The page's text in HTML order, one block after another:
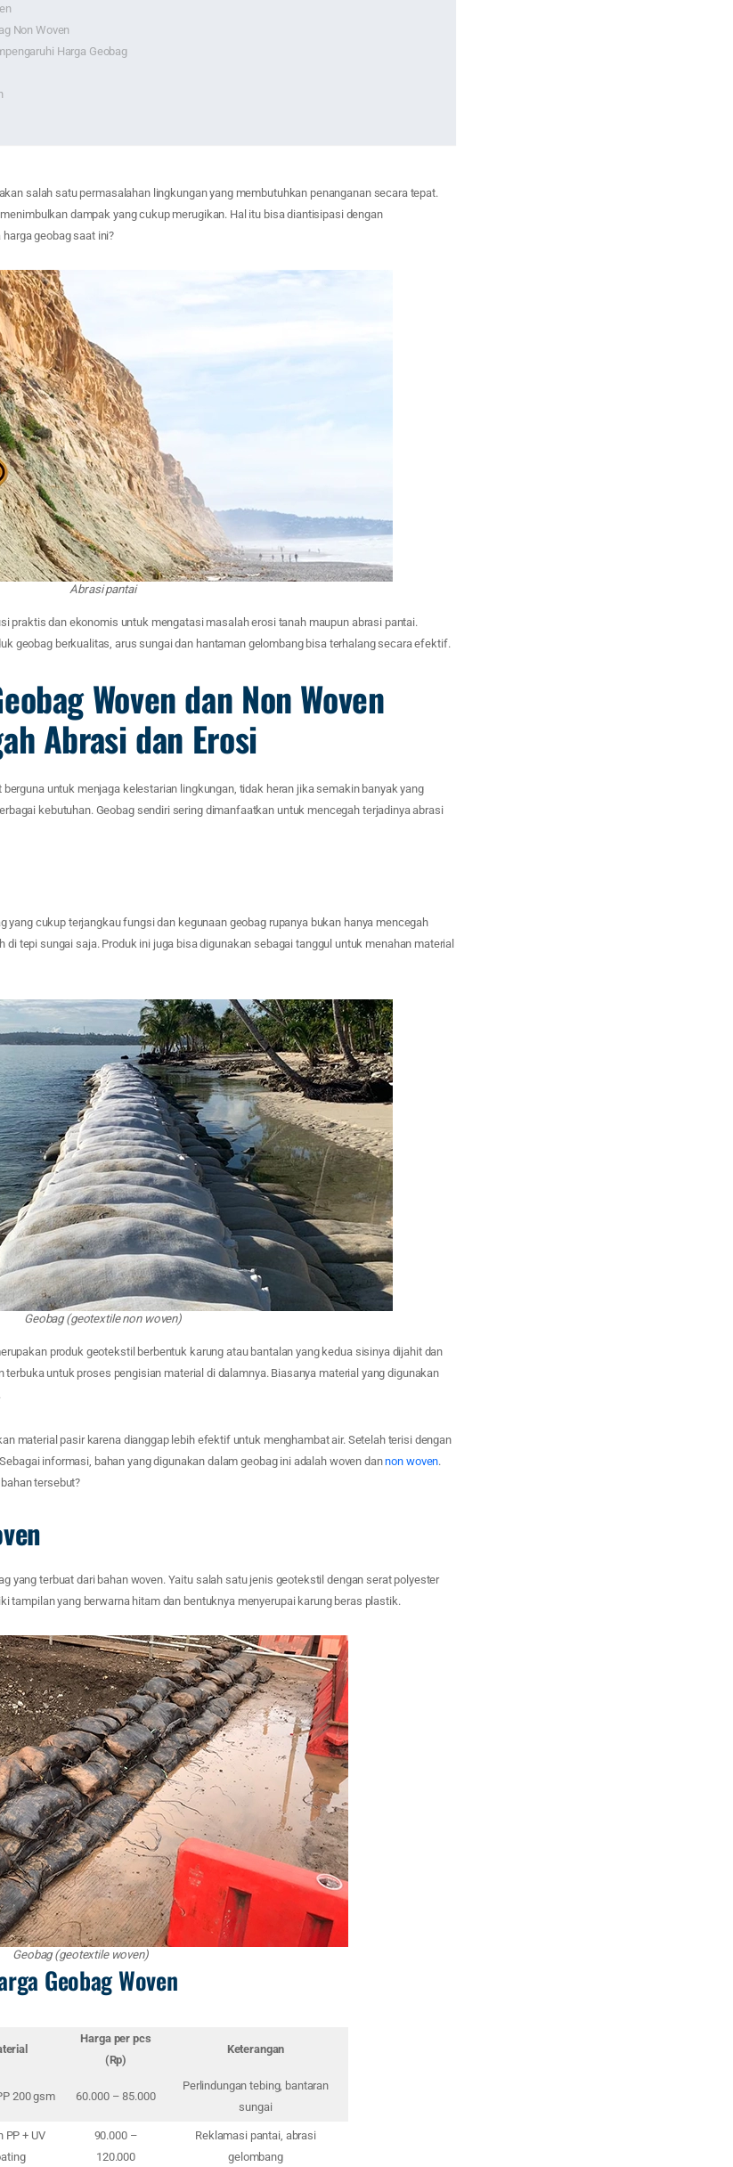
Non Woven
Harga Geobag
salah satu permasalahan lingkungan yang membutuhkan penanganan secara tepat.
dampak yang cukup merugikan. Hal itu bisa diantisipasi dengan
geobag saat ini?
Abrasi pantai
praktis dan ekonomis untuk mengatasi masalah erosi tanah maupun abrasi pantai.
geobag berkualitas, arus sungai dan hantaman gelombang bisa terhalang secara efektif.
Woven dan Non Woven
Abrasi dan Erosi
untuk menjaga kelestarian lingkungan, tidak heran jika semakin banyak yang
kebutuhan. Geobag sendiri sering dimanfaatkan untuk mencegah terjadinya abrasi
yang cukup terjangkau fungsi dan kegunaan geobag rupanya bukan hanya mencegah
di tepi sungai saja. Produk ini juga bisa digunakan sebagai tanggul untuk menahan material
Geobag (geotextile non woven)
produk geotekstil berbentuk karung atau bantalan yang kedua sisinya dijahit dan
terbuka untuk proses pengisian material di dalamnya. Biasanya material yang digunakan
material pasir karena dianggap lebih efektif untuk menghambat air. Setelah terisi dengan
informasi, bahan yang digunakan dalam geobag ini adalah woven dannon woven.
tersebut?
yang terbuat dari bahan woven. Yaitu salah satu jenis geotekstil dengan serat polyester
tampilan yang berwarna hitam dan bentuknya menyerupai karung beras plastik.
Geobag (geotextile woven)
Geobag Woven
Harga per pcs
(Rp)
Keterangan
200 gsm 60.000 – 85.000
Perlindungan tebing, bantaran
sungai
PP + UV
90.000 –
120.000
Reklamasi pantai, abrasi
gelombang